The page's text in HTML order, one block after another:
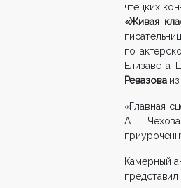
чтецких
«Живая
по
Елизавета
Ревазоваиз
«Главная
А.П.
Камерный